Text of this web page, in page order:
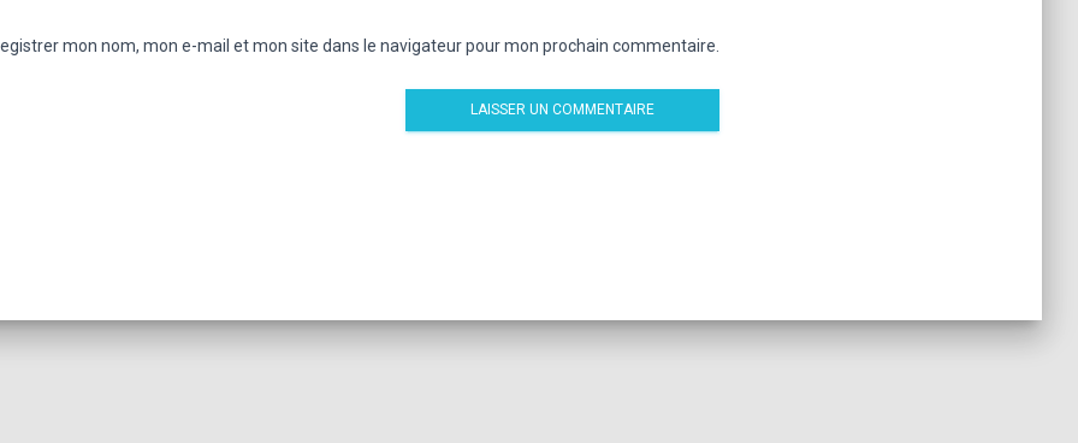
mon nom, mon e-mail et mon site dans le navigateur pour mon prochain commentaire.